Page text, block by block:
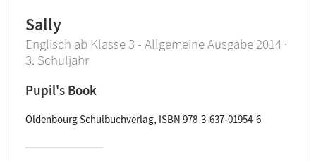
Sally
Englisch ab Klasse 3 - Allgemeine Ausgabe 2014 ·
3. Schuljahr
Pupil's Book
Oldenbourg Schulbuchverlag, ISBN 978-3-637-01954-6